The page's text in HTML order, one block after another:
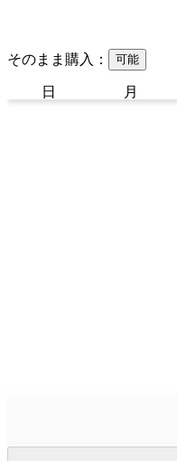
そのまま購入： 可能
日 月